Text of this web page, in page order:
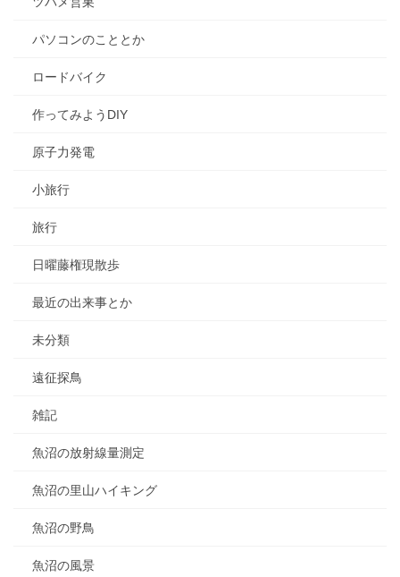
パソコンのこととか
ロードバイク
作ってみようDIY
原子力発電
小旅行
旅行
日曜藤権現散歩
最近の出来事とか
未分類
遠征探鳥
雑記
魚沼の放射線量測定
魚沼の里山ハイキング
魚沼の野鳥
魚沼の風景